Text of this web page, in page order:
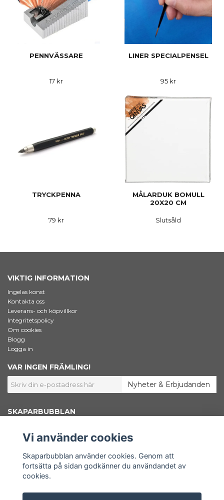
PENNVÄSSARE
17 kr
LINER SPECIALPENSEL
95 kr
TRYCKPENNA
79 kr
MÅLARDUK BOMULL
20X20 CM
Slutsåld
VIKTIG INFORMATION
Ingelas konst
Kontakta oss
Leverans- och köpvillkor
Integritetspolicy
Om cookies
Blogg
Logga in
VAR INGEN FRÄMLING!
Nyheter & Erbjudanden
SKAPARBUBBLAN
konstnär, grafisk designer och marknadsförare. Här inne i shoppen säljer
jag konstnärsmaterial – Bara väl beprövade favoriter som jag själv väljer
Shoppen är en del av www.skaparbubblan.se. Skaparbubblan i sin
helhet är en plattform, en källa till kunskap och inspiration för dig som
vill få ut mer av ditt konstnärskap.
Vi använder cookies
Skaparbubblan använder cookies. Genom att
fortsätta på sidan godkänner du användandet av
cookies.